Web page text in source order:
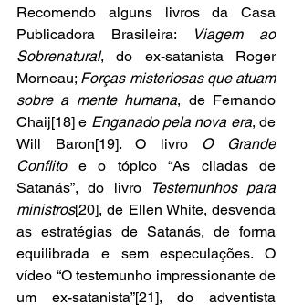
Recomendo alguns livros da Casa
Publicadora Brasileira:
Viagem ao
Sobrenatural, do ex-satanista Roger
Morneau; Forças misteriosas que atuam
sobre a mente humana, de Fernando
Chaij[18] e Enganado pela nova era, de
Will Baron[19]. O livro O Grande
Conflito e o tópico “As ciladas de
Satanás”, do livro
Testemunhos para
ministros[20], de Ellen White, desvenda
as estratégias de Satanás, de forma
equilibrada e sem especulações. O
vídeo “O testemunho impressionante de
um ex-satanista”[21], do adventista